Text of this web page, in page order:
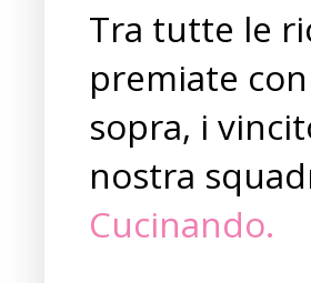
Tra tutte le
premiate
sopra, i
nostra
Cucinando.